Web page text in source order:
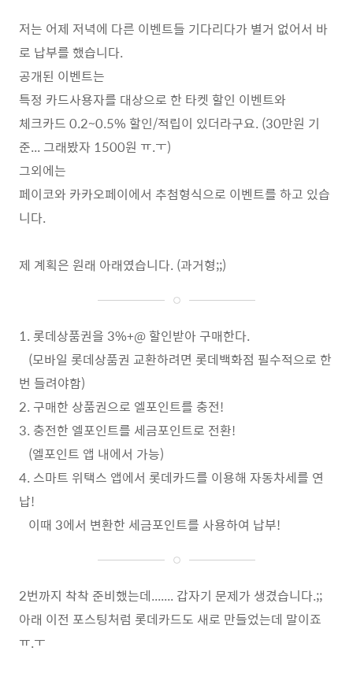
저는 어제 저녁에 다른 이벤트들 기다리다가 별거 없어서 바
로 납부를 했습니다.
공개된 이벤트는
특정 카드사용자를 대상으로 한 타켓 할인 이벤트와
체크카드 0.2~0.5% 할인/적립이 있더라구요. (30만원 기
준... 그래봤자 1500원 ㅠ.ㅜ)
그외에는
페이코와 카카오페이에서 추첨형식으로 이벤트를 하고 있습
니다.
제 계획은 원래 아래였습니다. (과거형;;)
1. 롯데상품권을 3%+@ 할인받아 구매한다.
(모바일 롯데상품권 교환하려면 롯데백화점 필수적으로 한
번 들려야함)
2. 구매한 상품권으로 엘포인트를 충전!
3. 충전한 엘포인트를 세금포인트로 전환!
(엘포인트 앱 내에서 가능)
4. 스마트 위택스 앱에서 롯데카드를 이용해 자동차세를 연
납!
이때 3에서 변환한 세금포인트를 사용하여 납부!
2번까지 착착 준비했는데....... 갑자기 문제가 생겼습니다.;;
아래 이전 포스팅처럼 롯데카드도 새로 만들었는데 말이죠
ㅠ.ㅜ